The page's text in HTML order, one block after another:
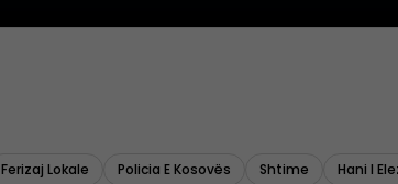
Ferizaj Lokale Policia E Kosovës Shtime Hani I